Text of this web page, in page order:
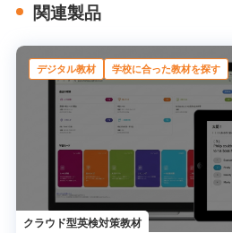
関連製品
デジタル教材 学校に合った教材を探す
クラウド型英検対策教材